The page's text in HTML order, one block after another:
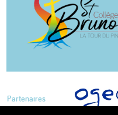
Partenaires